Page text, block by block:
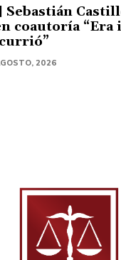
Sebastián
coautoría “Era
2026